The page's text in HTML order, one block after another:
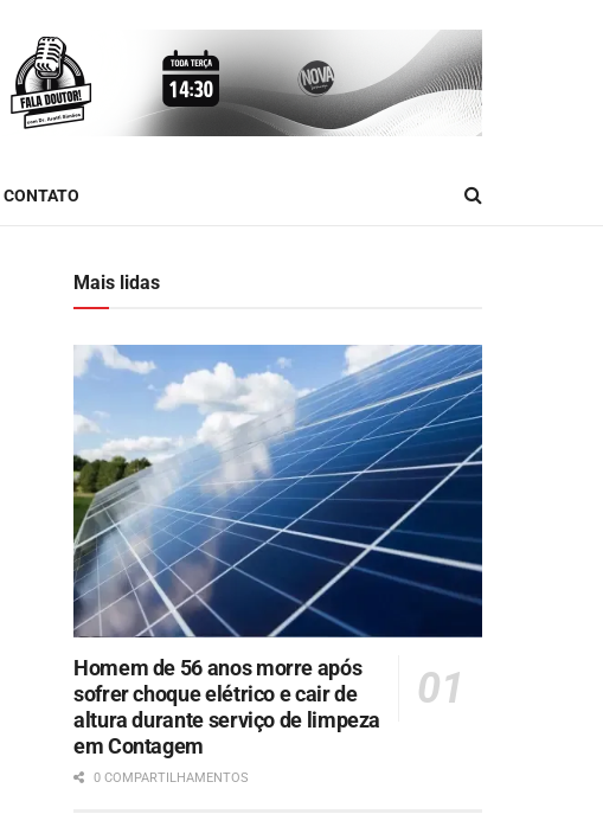
CONTATO
Mais lidas
Homem de 56 anos morre após
sofrer choque elétrico e cair de
altura durante serviço de limpeza
em Contagem
0 COMPARTILHAMENTOS